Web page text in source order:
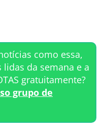
como essa,
da semana e a
gratuitamente?
grupo de